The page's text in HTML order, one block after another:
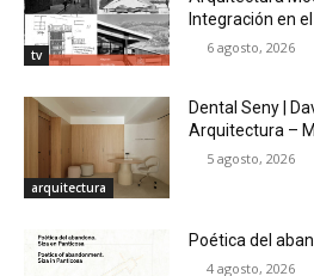
tv
Integración en
6 agosto, 2026
arquitectura
Dental Seny |
Arquitectura –
5 agosto, 2026
Poética del
4 agosto, 2026